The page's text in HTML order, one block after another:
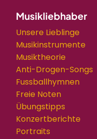
Musikliebhaber
Unsere Lieblinge
Musikinstrumente
Musiktheorie
Anti-Drogen-Songs
Fussballhymnen
Freie Noten
Übungstipps
Konzertberichte
Portraits